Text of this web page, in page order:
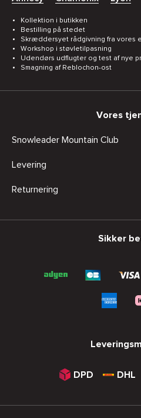
Kollektion i butikken
Bestilling på stedet
Skræddersyet rådgivning fra vores
Workshop i støvletilpasning
Udendørs udflugter og test af nye
Smagning af Reblochon-ost
Vores
Snowleader Mountain Club
Levering
Returnering
Sikker
DPD DHL